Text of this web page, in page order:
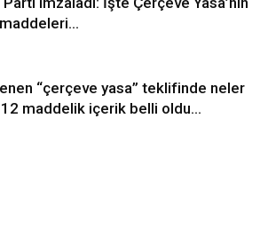
“çerçeve yasa” teklifinde neler
maddelik içerik belli oldu…